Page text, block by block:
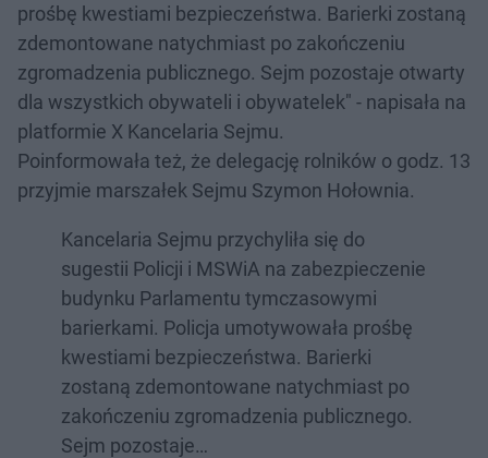
prośbę kwestiami bezpieczeństwa. Barierki zostaną
zdemontowane natychmiast po zakończeniu
zgromadzenia publicznego. Sejm pozostaje otwarty
dla wszystkich obywateli i obywatelek" - napisała na
platformie X Kancelaria Sejmu.
Poinformowała też, że delegację rolników o godz. 13
przyjmie marszałek Sejmu Szymon Hołownia.
Kancelaria Sejmu przychyliła się do
sugestii Policji i MSWiA na zabezpieczenie
budynku Parlamentu tymczasowymi
barierkami. Policja umotywowała prośbę
kwestiami bezpieczeństwa. Barierki
zostaną zdemontowane natychmiast po
zakończeniu zgromadzenia publicznego.
Sejm pozostaje…